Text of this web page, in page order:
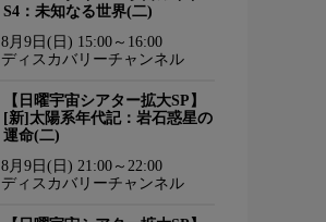
S4：未知なる世界(二)
8月9日(日) 15:00～16:00
ディスカバリーチャンネル
【日曜宇宙シアター拡大SP】
[新]太陽系年代記：岩石惑星の
運命(二)
8月9日(日) 21:00～22:00
ディスカバリーチャンネル